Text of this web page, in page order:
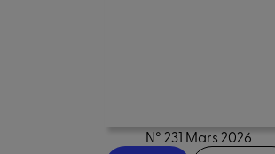
N° 231 Mars 2026